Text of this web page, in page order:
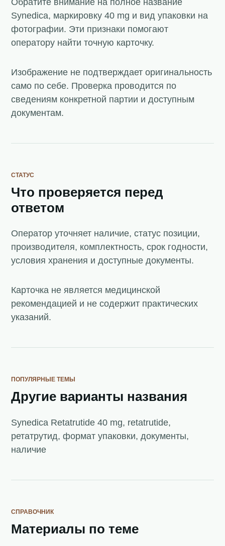
Synedica, маркировку 40 mg и вид упаковки на
фотографии. Эти признаки помогают
оператору найти точную карточку.
Изображение не подтверждает оригинальность
само по себе. Проверка проводится по
сведениям конкретной партии и доступным
документам.
СТАТУС
Что проверяется перед
ответом
Оператор уточняет наличие, статус позиции,
производителя, комплектность, срок годности,
условия хранения и доступные документы.
Карточка не является медицинской
рекомендацией и не содержит практических
указаний.
ПОПУЛЯРНЫЕ ТЕМЫ
Другие варианты названия
Synedica Retatrutide 40 mg, retatrutide,
ретатрутид, формат упаковки, документы,
наличие
СПРАВОЧНИК
Материалы по теме